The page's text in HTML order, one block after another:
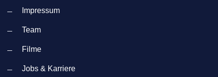
Impressum
Team
Filme
Jobs & Karriere